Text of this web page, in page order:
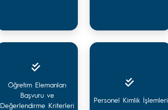
Öğretim Elemanları
Başvuru ve
Değerlendirme Kriterleri
Personel Kimlik İşlemleri